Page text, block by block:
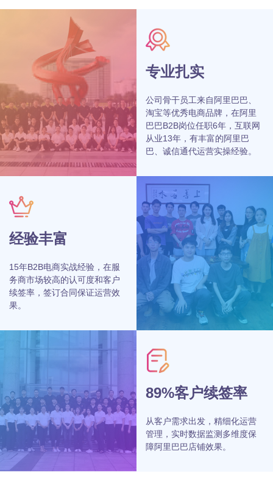
专业扎实
公司骨干员工来自阿里巴巴、
淘宝等优秀电商品牌，在阿里
巴巴B2B岗位任职6年，互联网
从业13年，有丰富的阿里巴
巴、诚信通代运营实操经验。
经验丰富
15年B2B电商实战经验，在服
务商市场较高的认可度和客户
续签率，签订合同保证运营效
果。
89%客户续签率
从客户需求出发，精细化运营
管理，实时数据监测多维度保
障阿里巴巴店铺效果。